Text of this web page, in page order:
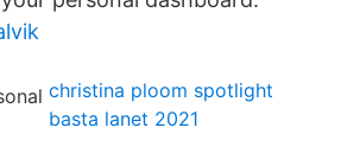
christina ploom spotlight
basta lanet 2021